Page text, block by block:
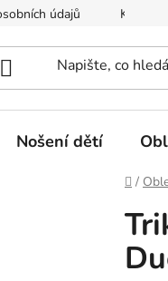
údajů
Nošení dětí
Domů
/